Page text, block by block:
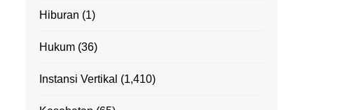
Hiburan (1)
Hukum (36)
Instansi Vertikal (1,410)